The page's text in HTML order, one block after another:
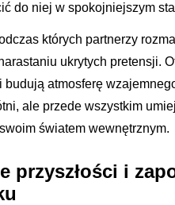
do niej w spokojniejszym
których partnerzy
ukrytych pretensji.
budują atmosferę
ale przede wszystkim
światem wewnętrznym.
przyszłości i